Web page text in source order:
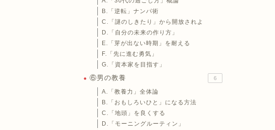
B.「逆転」ナンパ術
C.「謎のしきたり」から開放されよ
D.「自分の未来の作り方」
E.「芽が出ない時期」を耐える
F.「先に進む勇気」
G.「資本家を目指す」
⑥男の教養 6
A.「教養力」全体論
B.「おもしろいひと」になる方法
C.「地頭」を良くする
D.「モーニングルーティン」